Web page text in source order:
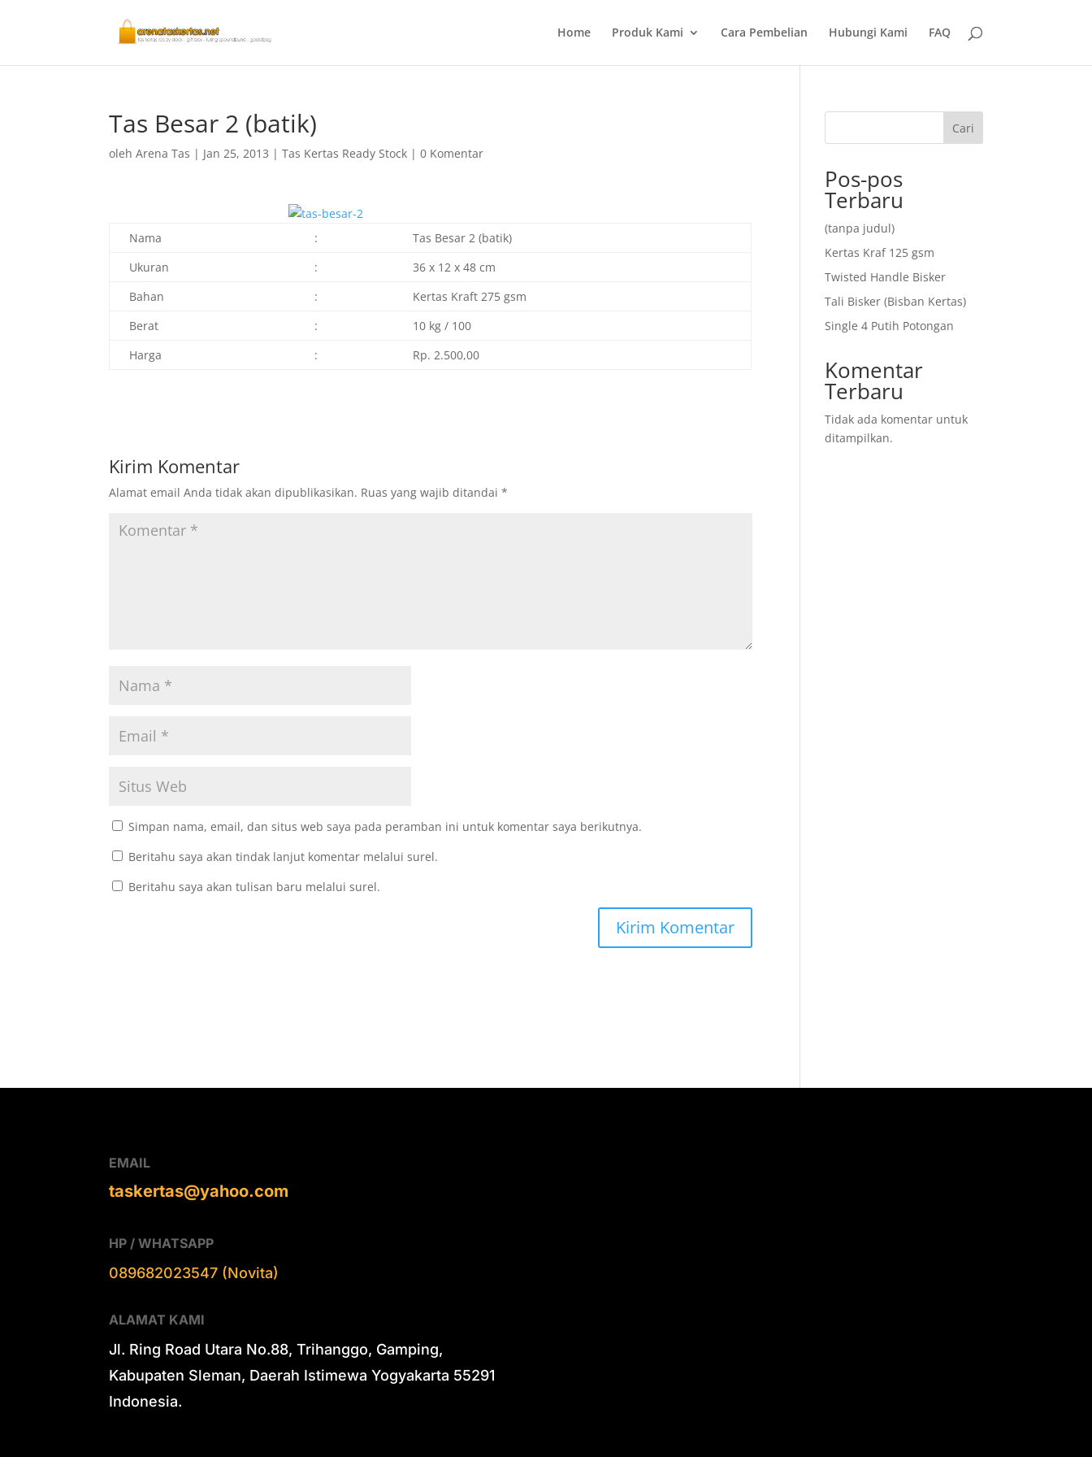
Home Produk Kami Cara Pembelian Hubungi Kami FAQ
Tas Besar 2 (batik)
olehArena Tas | Jan 25, 2013 |Tas Kertas Ready Stock |0 Komentar
Nama :
Tas Besar 2 (batik)
Ukuran
:
36 x 12 x 48 cm
Bahan
:
Kertas Kraft 275 gsm
Berat
:
10 kg / 100
Harga
: Rp. 2.500,00
Kirim Komentar
Alamat email Anda tidak akan dipublikasikan. Ruas yang wajib ditandai*
Simpan nama, email, dan situs web saya pada peramban ini untuk komentar saya berikutnya.
Beritahu saya akan tindak lanjut komentar melalui surel.
Beritahu saya akan tulisan baru melalui surel.
Cari
Pos-pos
Terbaru
(tanpa judul)
Kertas Kraf 125 gsm
Twisted Handle Bisker
Tali Bisker (Bisban Kertas)
Single 4 Putih Potongan
Komentar
Terbaru
Tidak ada komentar untuk
ditampilkan.
EMAIL
taskertas@yahoo.com
HP / WHATSAPP
089682023547 (Novita)
ALAMAT KAMI
Jl. Ring Road Utara No.88, Trihanggo, Gamping,
Kabupaten Sleman, Daerah Istimewa Yogyakarta 55291
Indonesia.